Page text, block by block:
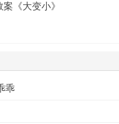
《大变小》
乖